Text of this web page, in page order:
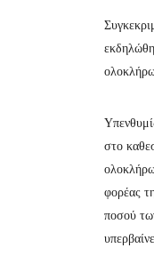
στο
φορέας
ποσού